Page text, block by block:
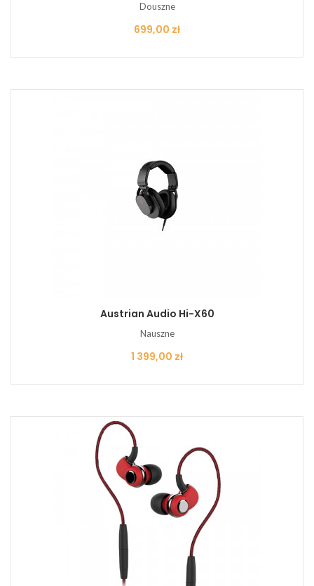
Douszne
Cena
699,00 zł
Austrian Audio Hi-X60
Nauszne
Cena
1 399,00 zł